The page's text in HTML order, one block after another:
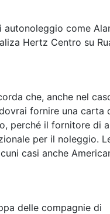
come
Hertz Centro su
che, anche nel
fornire una carta
perché il fornitore di
per il noleggio.
casi anche
delle compagnie di